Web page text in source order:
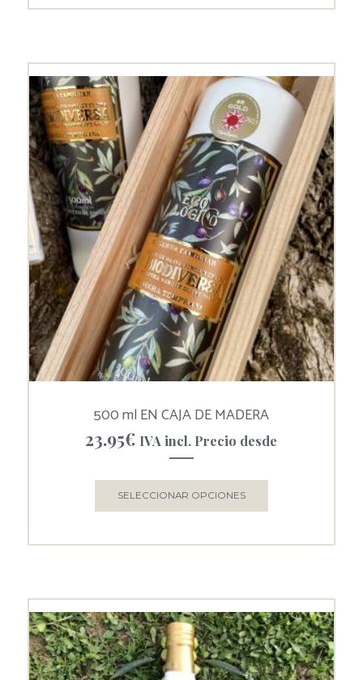
500 ml EN CAJA DE MADERA
23.95€ IVA incl. Precio desde
SELECCIONAR OPCIONES